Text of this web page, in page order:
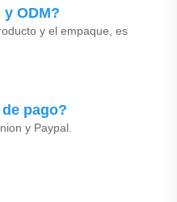
y ODM?
y el empaque, es
pago?
y Paypal.